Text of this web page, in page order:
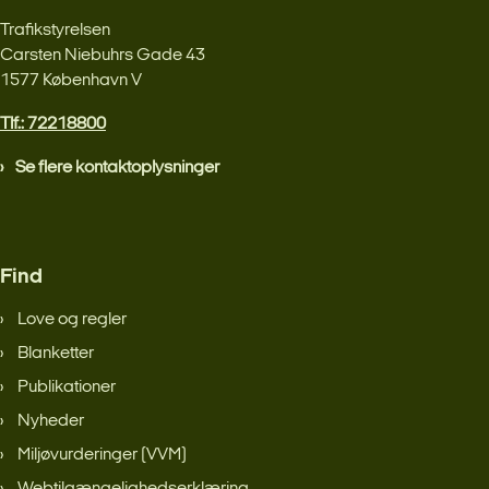
Trafikstyrelsen
Carsten Niebuhrs Gade 43
1577 København V
Tlf.: 72218800
Se flere kontaktoplysninger
Find
Love og regler
Blanketter
Publikationer
Nyheder
Miljøvurderinger (VVM)